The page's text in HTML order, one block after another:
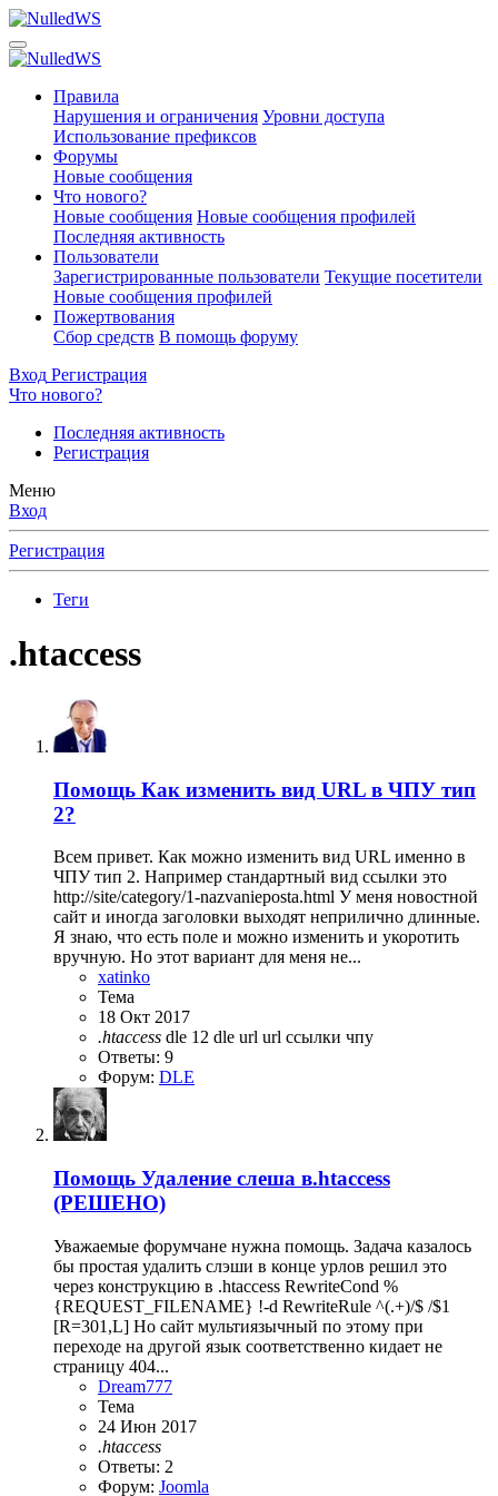
Правила
Нарушения и ограничения Уровни доступа
Использование префиксов
Форумы
Новые сообщения
Что нового?
Новые сообщения Новые сообщения профилей
Последняя активность
Пользователи
Зарегистрированные пользователи Текущие посетители
Новые сообщения профилей
Пожертвования
Сбор средств В помощь форуму
Вход Регистрация
Что нового?
Последняя активность
Регистрация
Меню
Вход
Регистрация
Теги
.htaccess
Помощь Как изменить вид URL в ЧПУ тип
2?
Всем привет. Как можно изменить вид URL именно в
ЧПУ тип 2. Например стандартный вид ссылки это
http://site/category/1-nazvanieposta.html У меня новостной
сайт и иногда заголовки выходят неприлично длинные.
Я знаю, что есть поле и можно изменить и укоротить
вручную. Но этот вариант для меня не...
xatinko
Тема
18 Окт 2017
.htaccess dle 12 dle url url ссылки чпу
Ответы: 9
Форум: DLE
Помощь Удаление слеша в.htaccess
(РЕШЕНО)
Уважаемые форумчане нужна помощь. Задача казалось
бы простая удалить слэши в конце урлов решил это
через конструкцию в .htaccess RewriteCond %
{REQUEST_FILENAME} !-d RewriteRule ^(.+)/$ /$1
[R=301,L] Но сайт мультиязычный по этому при
переходе на другой язык соответственно кидает не
страницу 404...
Dream777
Тема
24 Июн 2017
.htaccess
Ответы: 2
Форум: Joomla